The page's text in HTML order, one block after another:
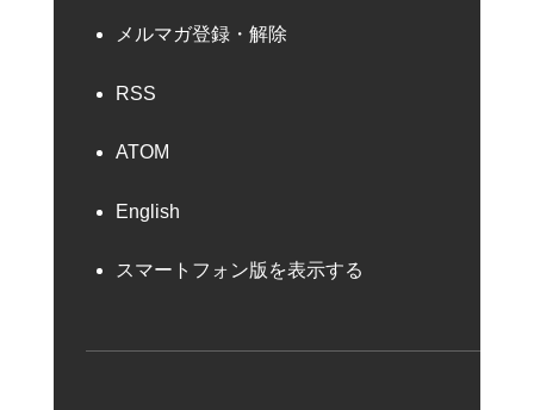
メルマガ登録・解除
RSS
ATOM
English
スマートフォン版を表示する